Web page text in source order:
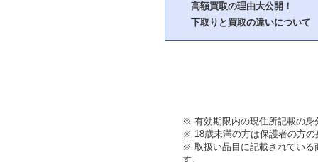
高額買取の理由大公開！
下取りと買取の違いについて
※ 有効期限内の現住所記載の身
※ 18歳未満の方は保護者の方
※ 取扱い品目に記載されている
す。